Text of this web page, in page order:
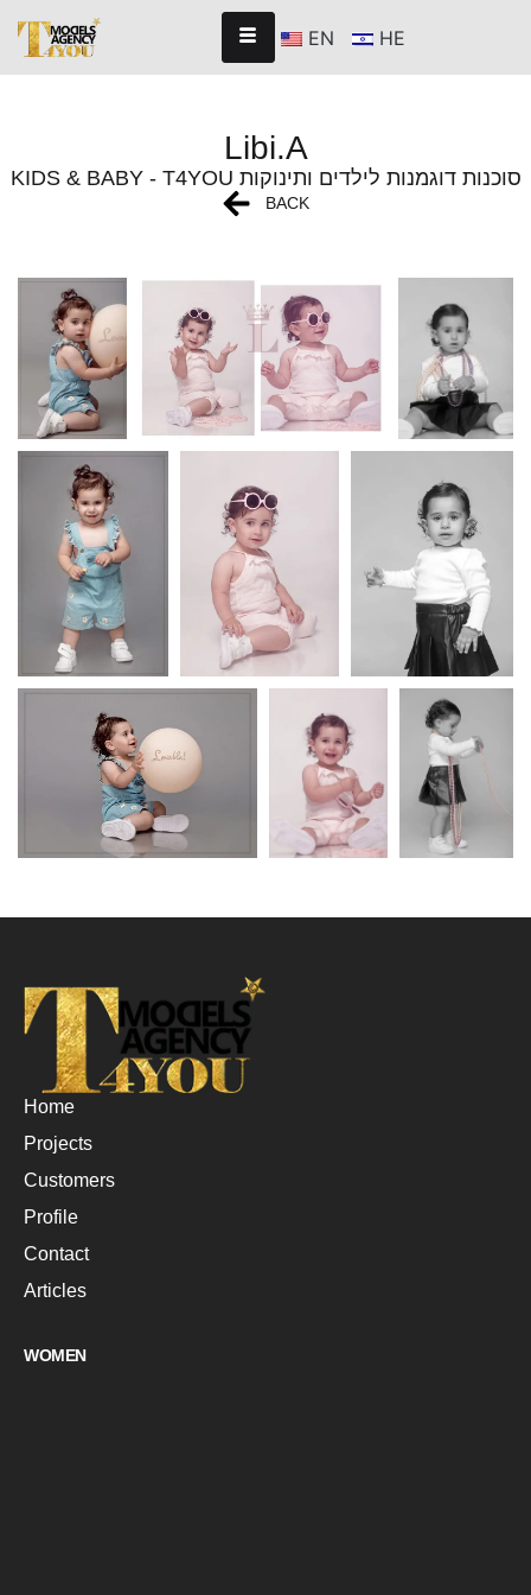
EN HE
Libi.A
KIDS & BABY - T4YOU סוכנות דוגמנות לילדים ותינוקות
BACK
Home
Projects
Customers
Profile
Contact
Articles
WOMEN